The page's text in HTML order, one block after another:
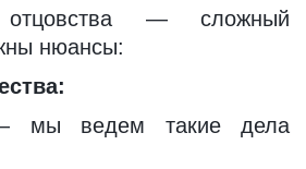
отцовства — сложный
нюансы:
ведем такие дела